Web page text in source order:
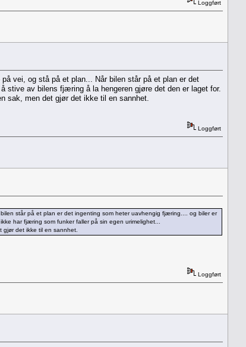
Loggført
vei, og stå på et plan... Når bilen står på et plan er det
stive av bilens fjæring å la hengeren gjøre det den er laget for.
sak, men det gjør det ikke til en sannhet.
Loggført
står på et plan er det ingenting som heter uavhengig fjæring.... og biler er
bilhenger ikke har fjæring som funker faller på sin egen urimelighet...
en sannhet.
Loggført